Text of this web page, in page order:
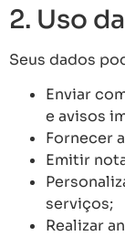
2. Uso
Seus dados
Enviar
e avisos
Fornecer
Emitir
serviços;
Realizar